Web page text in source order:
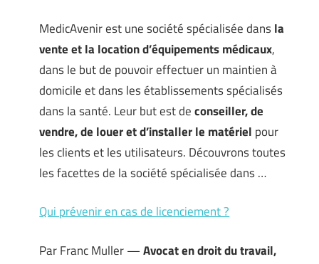
MedicAvenir est une société spécialisée dansla
vente et la location d’équipements médicaux,
dans le but de pouvoir effectuer un maintien à
domicile et dans les établissements spécialisés
dans la santé. Leur but est deconseiller, de
vendre, de louer et d’installer le matériel pour
les clients et les utilisateurs. Découvrons toutes
les facettes de la société spécialisée dans …
Qui prévenir en cas de licenciement ?
Par Franc Muller —Avocat en droit du travail,